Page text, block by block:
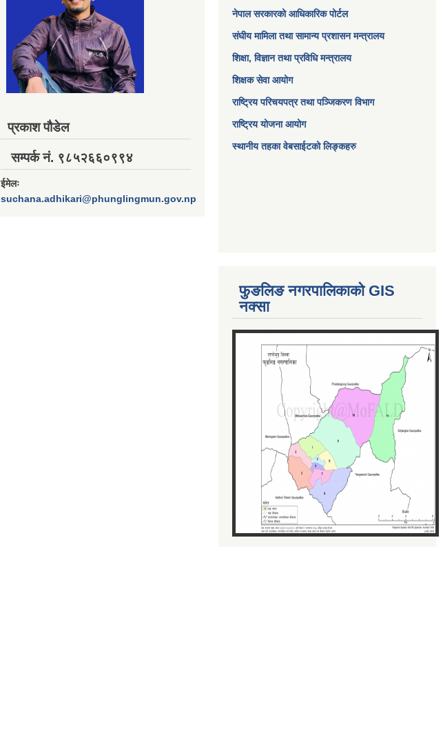
प्रकाश पौडेल
सम्पर्क नं. ९८५२६६०९९४
ईमेलः
suchana.adhikari@phunglingmun.gov.np
नेपाल सरकारको आधिकारिक पोर्टल
संघीय मामिला तथा सामान्य प्रशासन मन्त्रालय
शिक्षा, विज्ञान तथा प्रविधि मन्त्रालय
शिक्षक सेवा आयोग
राष्ट्रिय परिचयपत्र तथा पञ्जिकरण विभाग
राष्ट्रिय योजना आयोग
स्थानीय तहका वेबसाईटको लिङ्कहरु
फुङलिङ नगरपालिकाको GIS
नक्सा